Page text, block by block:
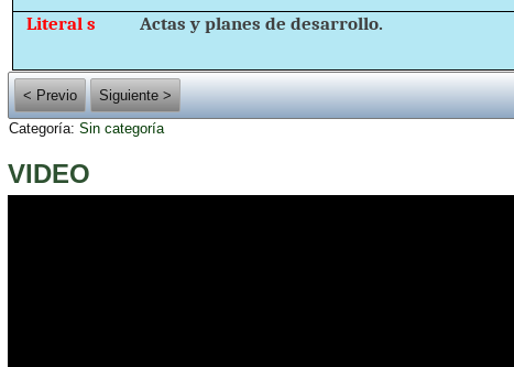
Literal sActas y planes de desarrollo.
< Previo
Siguiente >
Categoría: Sin categoría
VIDEO